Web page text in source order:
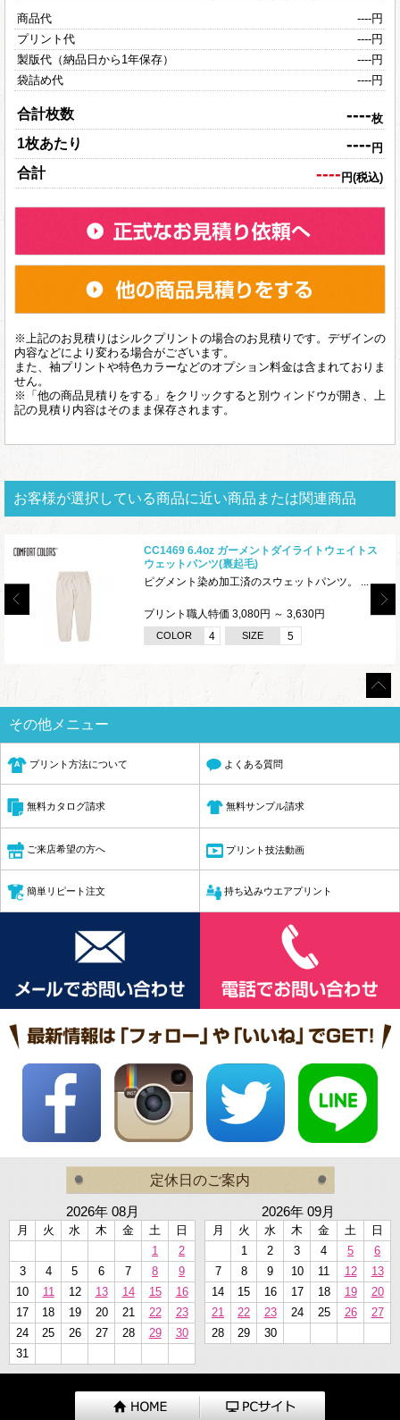
商品代 ----円
プリント代
----円
製版代（納品日から1年保存）
----円
袋詰め代
----円
合計枚数 ----枚
1枚あたり ----円
合計 ----円(税込)
※上記のお見積りはシルクプリントの場合のお見積りです。デザインの
内容などにより変わる場合がございます。
また、袖プリントや特色カラーなどのオプション料金は含まれておりま
せん。
※「他の商品見積りをする」をクリックすると別ウィンドウが開き、上
記の見積り内容はそのまま保存されます。
お客様が選択している商品に近い商品または関連商品
CC1469 6.4oz ガーメントダイライトウェイトス
ウェットパンツ(裏起毛)
ピグメント染め加工済のスウェットパンツ。 ...
プリント職人特価 3,080円 ～ 3,630円
COLOR 4 SIZE 5
その他メニュー
プリント方法について よくある質問
無料カタログ請求 無料サンプル請求
ご来店希望の方へ プリント技法動画
簡単リピート注文 持ち込みウエアプリント
定休日のご案内
2026年 08月
月 火 水 木 金 土
日
1
2
3
4 5 6 7 8
9
10
11 12 13 14 15
16
17
18 19 20 21 22
23
24
25 26 27 28 29
30
31
2026年 09月
月 火 水 木 金 土
日
1
2 3 4 5
6
7
8 9 10 11 12
13
14
15 16 17 18 19
20
21
22 23 24 25 26
27
28
29 30